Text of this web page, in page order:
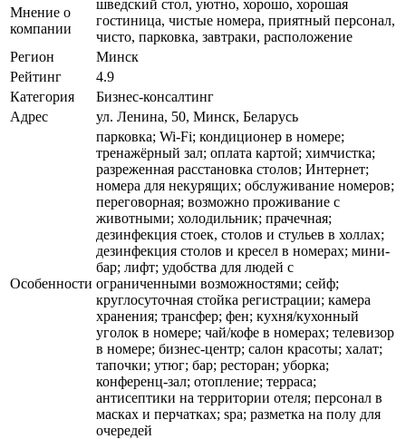
Мнение о
компании
шведский стол, уютно, хорошо, хорошая
гостиница, чистые номера, приятный персонал,
чисто, парковка, завтраки, расположение
Регион
Минск
Рейтинг
4.9
Категория
Бизнес-консалтинг
Адрес
ул. Ленина, 50, Минск, Беларусь
Особенности
парковка; Wi-Fi; кондиционер в номере;
тренажёрный зал; оплата картой; химчистка;
разреженная расстановка столов; Интернет;
номера для некурящих; обслуживание номеров;
переговорная; возможно проживание с
животными; холодильник; прачечная;
дезинфекция стоек, столов и стульев в холлах;
дезинфекция столов и кресел в номерах; мини-
бар; лифт; удобства для людей с
ограниченными возможностями; сейф;
круглосуточная стойка регистрации; камера
хранения; трансфер; фен; кухня/кухонный
уголок в номере; чай/кофе в номерах; телевизор
в номере; бизнес-центр; салон красоты; халат;
тапочки; утюг; бар; ресторан; уборка;
конференц-зал; отопление; терраса;
антисептики на территории отеля; персонал в
масках и перчатках; spa; разметка на полу для
очередей